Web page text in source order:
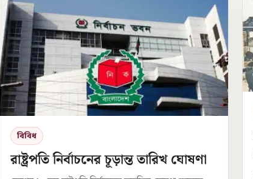
বিবিধ
রাষ্ট্রপতি নির্বাচনের চূড়ান্ত তারিখ ঘোষণা